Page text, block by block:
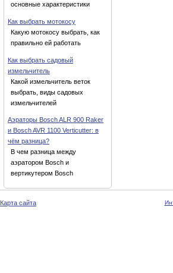
основные характеристики
Как выбрать мотокосу
Какую мотокосу выбрать, как
правильно ей работать
Как выбрать садовый
измельчитель
Какой измельчитель веток
выбрать, виды садовых
измельчителей
Аэраторы Bosch ALR 900 Raker
и Bosch AVR 1100 Verticutter: в
чём разница?
В чем разница между
аэратором Bosch и
вертикутером Bosch
Карта сайта